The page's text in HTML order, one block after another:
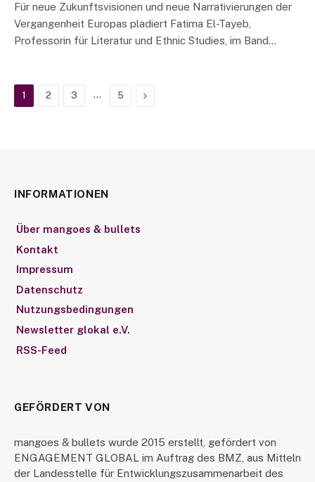
Für neue Zukunftsvisionen und neue Narrativierungen der
Vergangenheit Europas pladiert Fatima El-Tayeb,
Professorin für Literatur und Ethnic Studies, im Band…
1 2 3 … 5 Next
INFORMATIONEN
Über mangoes & bullets
Kontakt
Impressum
Datenschutz
Nutzungsbedingungen
Newsletter glokal e.V.
RSS-Feed
GEFÖRDERT VON
mangoes & bullets wurde 2015 erstellt, gefördert von
ENGAGEMENT GLOBAL im Auftrag des BMZ, aus Mitteln
der Landesstelle für Entwicklungszusammenarbeit des